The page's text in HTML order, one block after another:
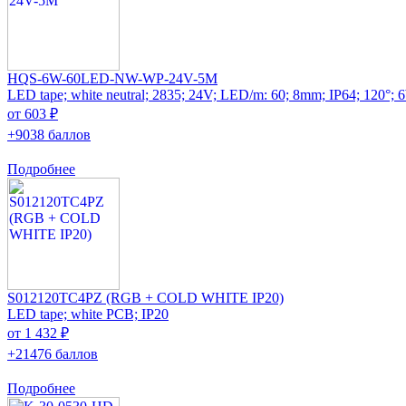
HQS-6W-60LED-NW-WP-24V-5M
LED tape; white neutral; 2835; 24V; LED/m: 60; 8mm; IP64; 120°;
от 603 ₽
+9038 баллов
Подробнее
S012120TC4PZ (RGB + COLD WHITE IP20)
LED tape; white PCB; IP20
от 1 432 ₽
+21476 баллов
Подробнее